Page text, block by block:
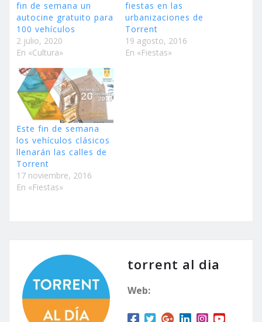
fin de semana un
autocine gratuito para
100 vehículos
2 julio, 2020
En «Cultura»
fiestas en las
urbanizaciones de
Torrent
19 agosto, 2016
En «Fiestas»
Este fin de semana
los vehículos clásicos
llenarán las calles de
Torrent
17 noviembre, 2016
En «Fiestas»
torrent al dia
Web: